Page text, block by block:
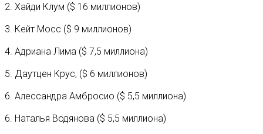
2. Хайди Клум ($ 16 миллионов)
3. Кейт Мосс ($ 9 миллионов)
4. Адриана Лима ($ 7,5 миллиона)
5. Даутцен Крус, ($ 6 миллионов)
6. Алессандра Амбросио ($ 5,5 миллиона)
6. Наталья Водянова ($ 5,5 миллиона)